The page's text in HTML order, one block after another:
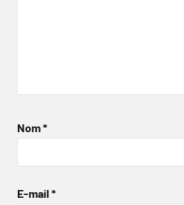
Nom*
E-mail *